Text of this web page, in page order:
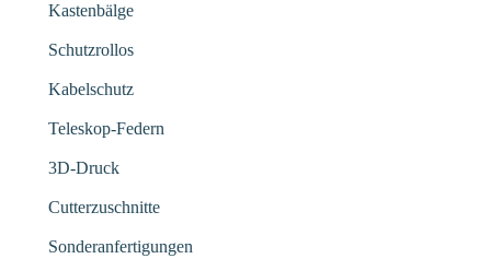
Kastenbälge
Schutzrollos
Kabelschutz
Teleskop-Federn
3D-Druck
Cutterzuschnitte
Sonderanfertigungen